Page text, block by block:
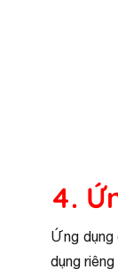
4.
Ứng dụng
dụng